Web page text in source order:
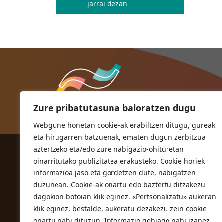
Zure pribatutasuna baloratzen dugu
Webgune honetan cookie-ak erabiltzen ditugu, gureak
eta hirugarren batzuenak, ematen dugun zerbitzua
aztertzeko eta/edo zure nabigazio-ohituretan
oinarritutako publizitatea erakusteko. Cookie horiek
informazioa jaso eta gordetzen dute, nabigatzen
duzunean. Cookie-ak onartu edo baztertu ditzakezu
dagokion botoian klik eginez. «Pertsonalizatu» aukeran
klik eginez, bestalde, aukeratu dezakezu zein cookie
jarrai dezan
ORIOKO UDALA
Herriko plaza,1
20810 Orio (Gipuzkoa)
T. 943 83 03 46
bulegoak@orio.eus